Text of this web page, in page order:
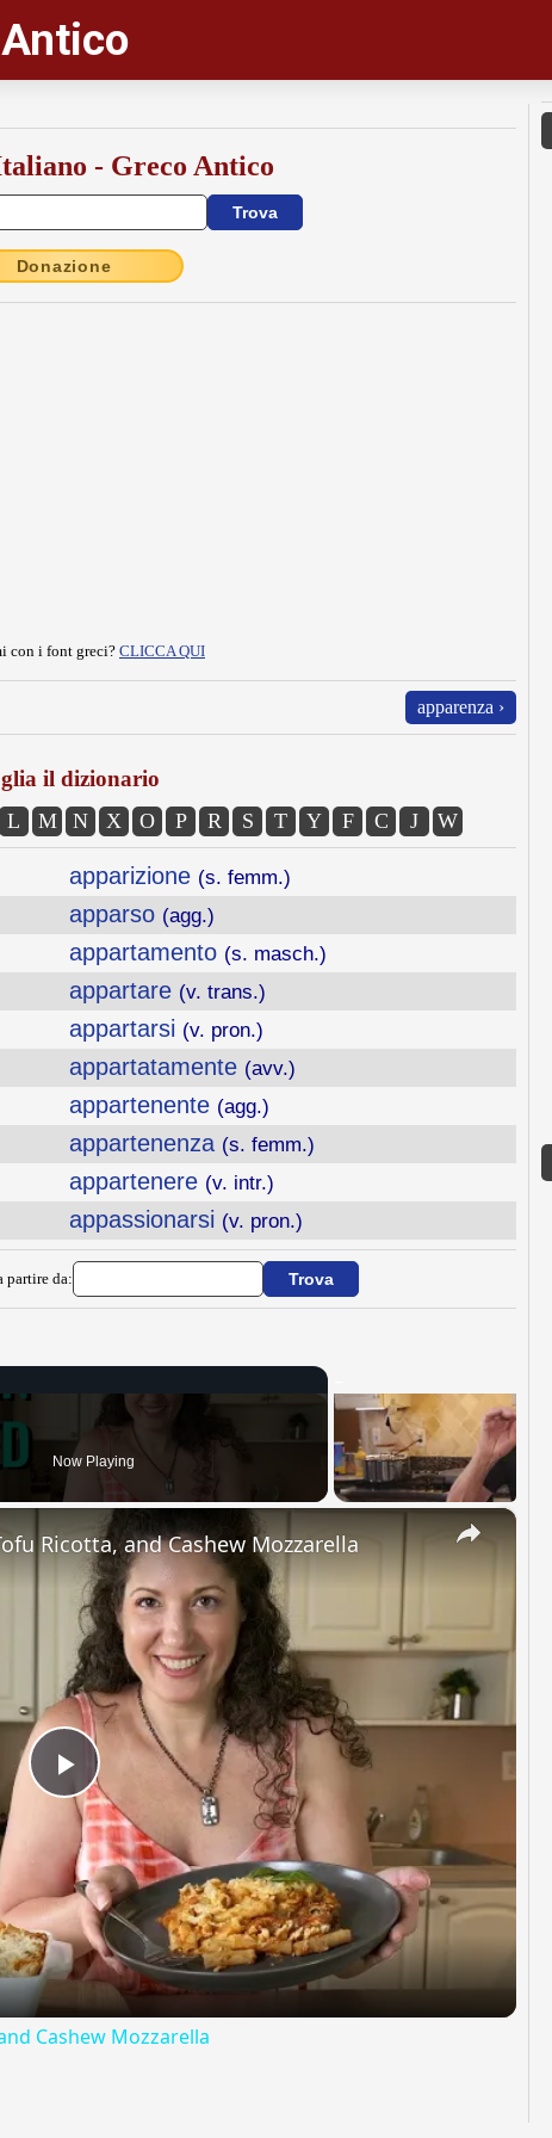
- Greco Antico
Donazione
con i font greci? CLICCA QUI
apparenza ›
il dizionario
L M N X O P R S T Y F C J W
apparizione (s. femm.)
apparso (agg.)
appartamento (s. masch.)
appartare (v. trans.)
appartarsi (v. pron.)
appartatamente (avv.)
appartenente (agg.)
appartenenza (s. femm.)
appartenere (v. intr.)
appassionarsi (v. pron.)
partire da:
Now Playing
×
Play
Video
Ricotta, and Cashew Mozzarella
Cashew Mozzarella